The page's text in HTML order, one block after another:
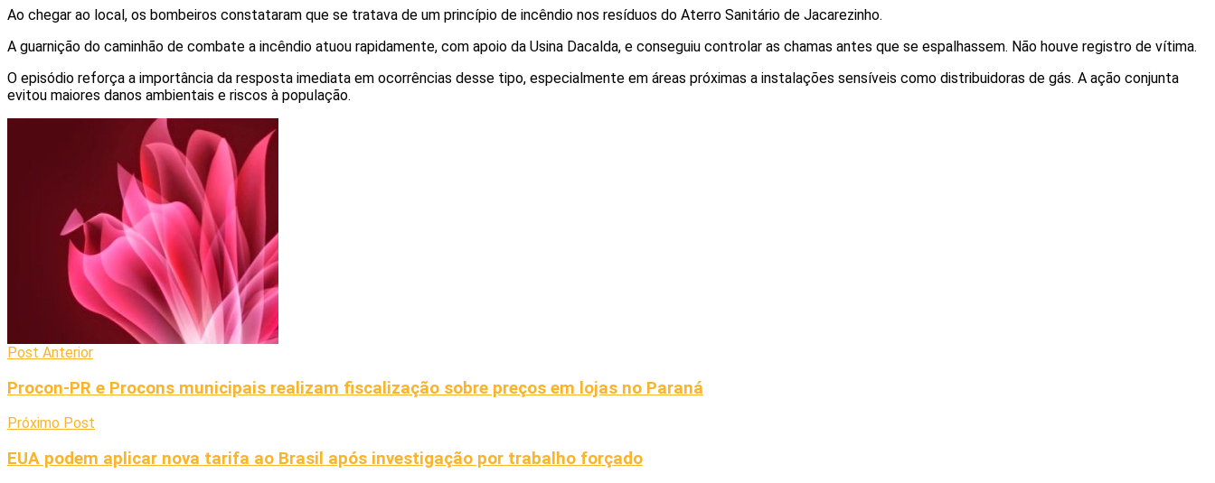
Ao chegar ao local, os bombeiros constataram que se tratava de um princípio de incêndio nos resíduos do Aterro Sanitário de Jacarezinho.
A guarnição do caminhão de combate a incêndio atuou rapidamente, com apoio da Usina Dacalda, e conseguiu controlar as chamas antes que se espalhassem. Não houve registro de vítima.
O episódio reforça a importância da resposta imediata em ocorrências desse tipo, especialmente em áreas próximas a instalações sensíveis como distribuidoras de gás. A ação conjunta
evitou maiores danos ambientais e riscos à população.
Post Anterior
Procon-PR e Procons municipais realizam fiscalização sobre preços em lojas no Paraná
Próximo Post
EUA podem aplicar nova tarifa ao Brasil após investigação por trabalho forçado